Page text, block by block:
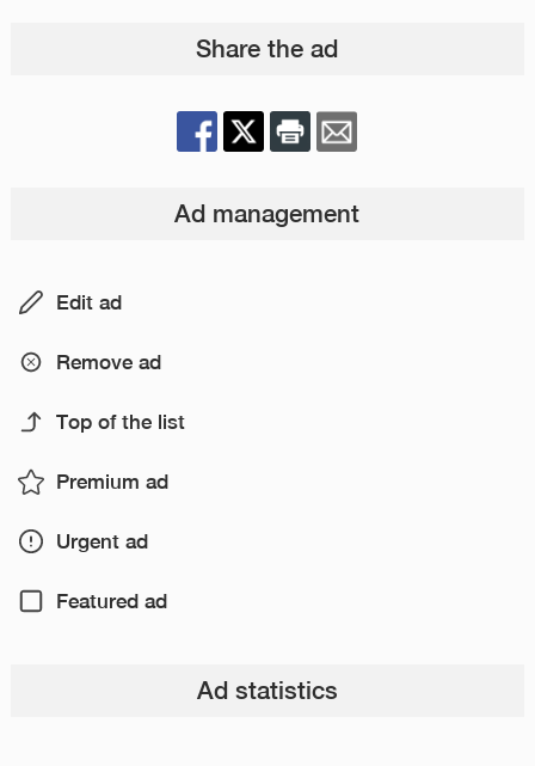
Share the ad
Ad management
Edit ad
Remove ad
Top of the list
Premium ad
Urgent ad
Featured ad
Ad statistics